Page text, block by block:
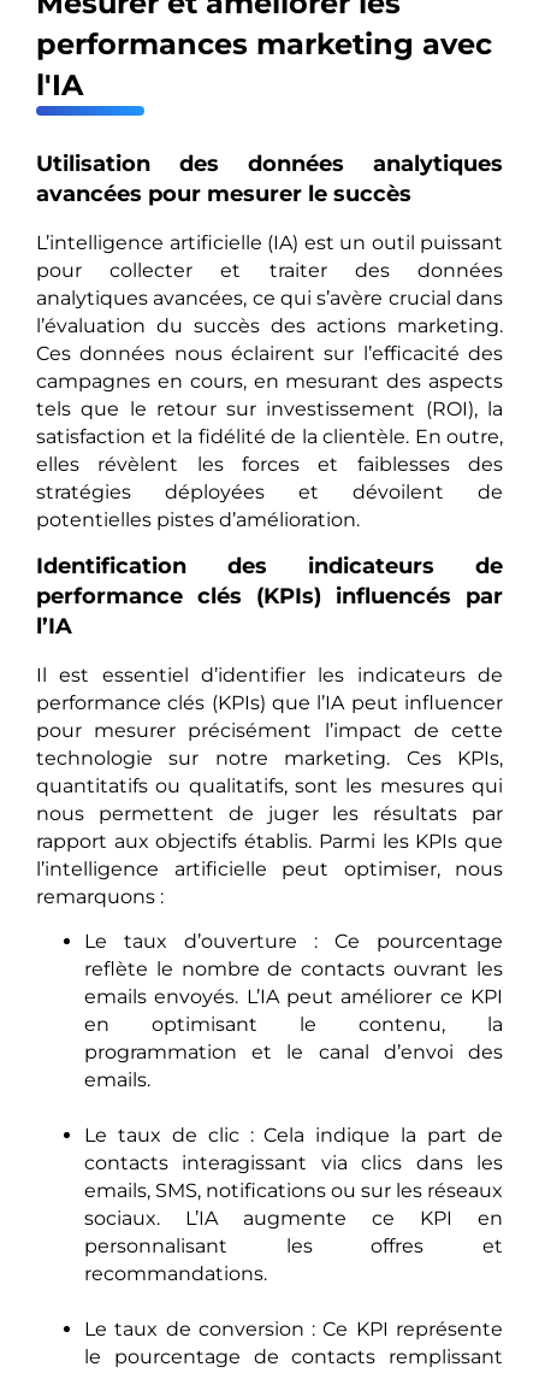
performances marketing avec
l'IA
Utilisation des données analytiques
avancées pour mesurer le succès
L’intelligence artificielle (IA) est un outil puissant
pour collecter et traiter des données
analytiques avancées, ce qui s’avère crucial dans
l’évaluation du succès des actions marketing.
Ces données nous éclairent sur l’efficacité des
campagnes en cours, en mesurant des aspects
tels que le retour sur investissement (ROI), la
satisfaction et la fidélité de la clientèle. En outre,
elles révèlent les forces et faiblesses des
stratégies déployées et dévoilent de
potentielles pistes d’amélioration.
Identification des indicateurs de
performance clés (KPIs) influencés par
l’IA
Il est essentiel d’identifier les indicateurs de
performance clés (KPIs) que l’IA peut influencer
pour mesurer précisément l’impact de cette
technologie sur notre marketing. Ces KPIs,
quantitatifs ou qualitatifs, sont les mesures qui
nous permettent de juger les résultats par
rapport aux objectifs établis. Parmi les KPIs que
l’intelligence artificielle peut optimiser, nous
remarquons :
Le taux d’ouverture : Ce pourcentage
reflète le nombre de contacts ouvrant les
emails envoyés. L’IA peut améliorer ce KPI
en optimisant le contenu, la
programmation et le canal d’envoi des
emails.
Le taux de clic : Cela indique la part de
contacts interagissant via clics dans les
emails, SMS, notifications ou sur les réseaux
sociaux. L’IA augmente ce KPI en
personnalisant les offres et
recommandations.
Le taux de conversion : Ce KPI représente
le pourcentage de contacts remplissant